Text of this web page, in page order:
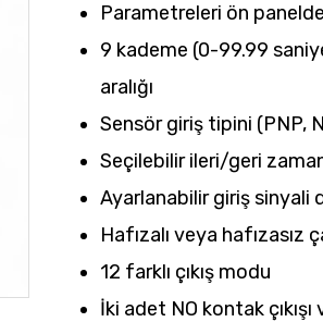
Parametreleri ön
9 kademe (0-99.99
aralığı
Sensör giriş tipini (PNP,
Seçilebilir ileri/geri
Ayarlanabilir giriş sinyali
Hafızalı veya hafızasız
12 farklı çıkış modu
İki adet NO kontak